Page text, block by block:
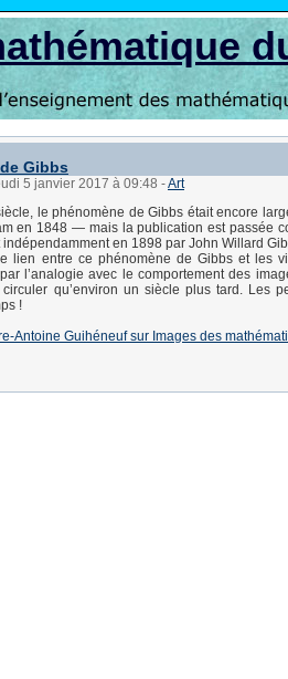
Gibbs
5 janvier 2017 à 09:48 -Art
le phénomène de Gibbs était encore
en 1848 — mais la publication est passée
en 1898 par John Willard
lien entre ce phénomène de Gibbs et les
l’analogie avec le comportement des
circuler qu’environ un siècle plus tard. Les
!
Antoine Guihéneuf sur Images des